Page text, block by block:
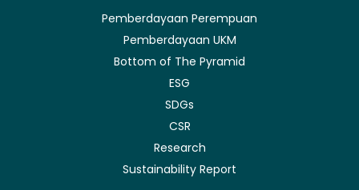
Pemberdayaan Perempuan
Pemberdayaan UKM
Bottom of The Pyramid
ESG
SDGs
CSR
Research
Sustainability Report